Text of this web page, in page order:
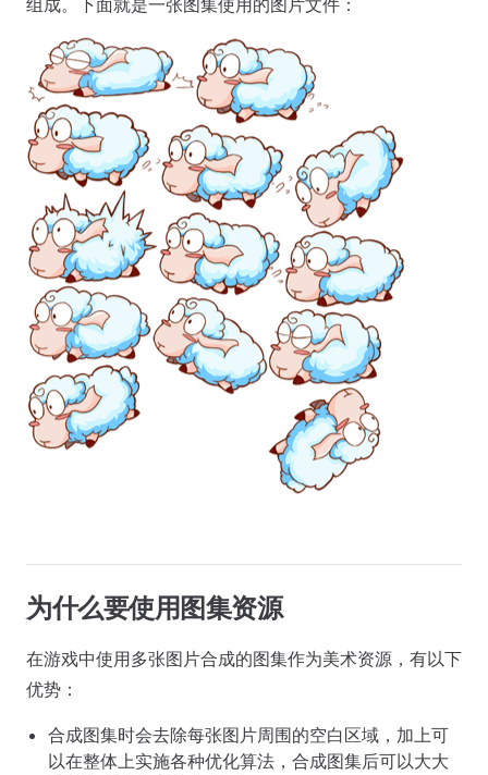
组成。下面就是一张图集使用的图片文件：
为什么要使用图集资源
在游戏中使用多张图片合成的图集作为美术资源，有以下
优势：
合成图集时会去除每张图片周围的空白区域，加上可
以在整体上实施各种优化算法，合成图集后可以大大